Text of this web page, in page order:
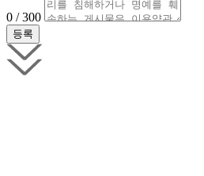
0 / 300